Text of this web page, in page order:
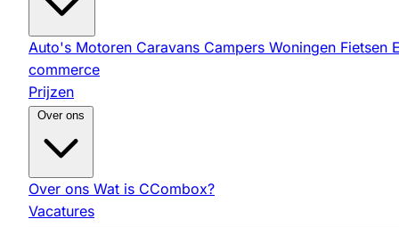
Auto's Motoren Caravans Campers Woningen Fietsen
commerce
Prijzen
Over ons Wat is CCombox?
Vacatures